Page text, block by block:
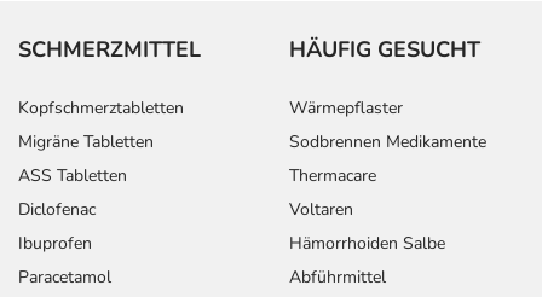
SCHMERZMITTEL
Kopfschmerztabletten
Migräne Tabletten
ASS Tabletten
Diclofenac
Ibuprofen
Paracetamol
HÄUFIG GESUCHT
Wärmepflaster
Sodbrennen Medikamente
Thermacare
Voltaren
Hämorrhoiden Salbe
Abführmittel